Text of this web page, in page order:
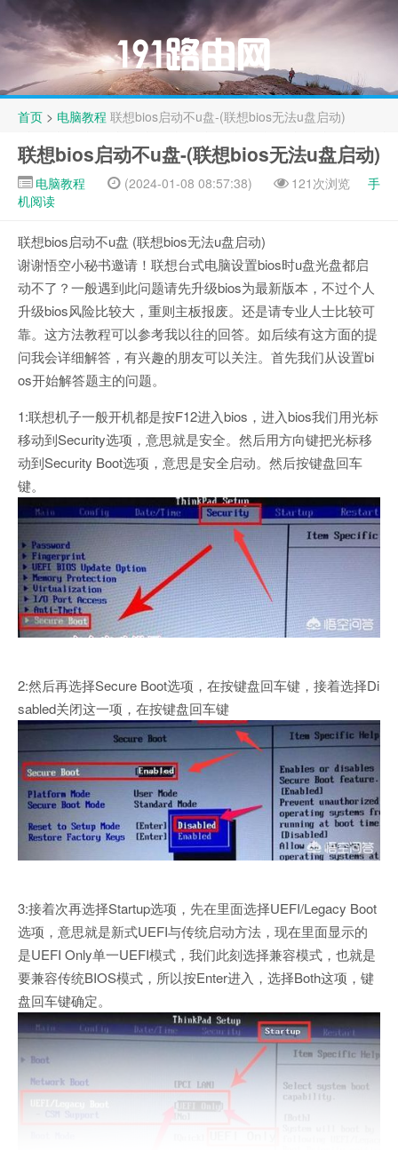
首页 > 电脑教程 联想bios启动不u盘-(联想bios无法u盘启动)
联想bios启动不u盘-(联想bios无法u盘启动)
电脑教程 (2024-01-08 08:57:38) 121次浏览
手
机阅读
联想bios启动不u盘 (联想bios无法u盘启动)
谢谢悟空小秘书邀请！联想台式电脑设置bios时u盘光盘都启
动不了？一般遇到此问题请先升级bios为最新版本，不过个人
升级bios风险比较大，重则主板报废。还是请专业人士比较可
靠。这方法教程可以参考我以往的回答。如后续有这方面的提
问我会详细解答，有兴趣的朋友可以关注。首先我们从设置bi
os开始解答题主的问题。
1:联想机子一般开机都是按F12进入bios，进入bios我们用光标
移动到Security选项，意思就是安全。然后用方向键把光标移
动到Security Boot选项，意思是安全启动。然后按键盘回车
键。
2:然后再选择Secure Boot选项，在按键盘回车键，接着选择Di
sabled关闭这一项，在按键盘回车键
3:接着次再选择Startup选项，先在里面选择UEFI/Legacy Boot
选项，意思就是新式UEFI与传统启动方法，现在里面显示的
是UEFI Only单一UEFI模式，我们此刻选择兼容模式，也就是
要兼容传统BIOS模式，所以按Enter进入，选择Both这项，键
盘回车键确定。